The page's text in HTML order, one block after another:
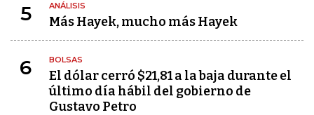
5 ANÁLISIS
Más Hayek, mucho más Hayek
6 BOLSAS
El dólar cerró $21,81 a la baja durante el
último día hábil del gobierno de
Gustavo Petro